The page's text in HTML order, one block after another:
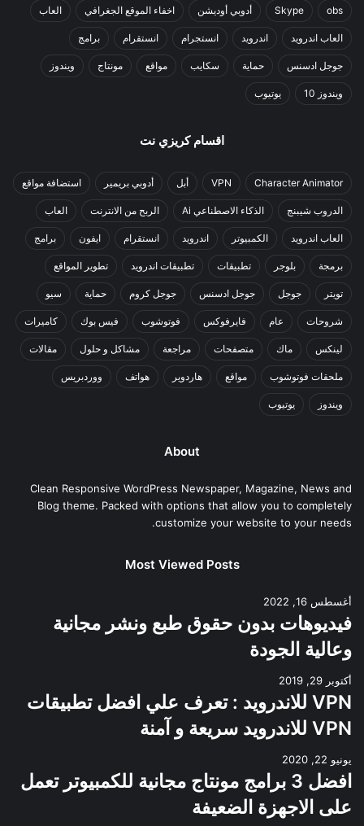
obs
Skype أدوبي أوديشن اخفاء الموقع الجغرافي العاب
العاب اندرويد اندرويد انستجرام انستقرام برامج
جوجل ادسنس حماية سكايب مواقع مونتاج ويندوز
ويندوز 10 يوتيوب
اقسام كريزي نت
Character Animator
VPN أبل أدوبي بريمير استضافة مواقع
الدروب شيبنج الذكاء الاصطناعي Ai الربح من الانترنت العاب
العاب اندرويد الكمبيوتر اندرويد انستقرام ايفون برامج
برمجة بلوجر تطبيقات تطبيقات اندرويد تطوير المواقع
تويتر جوجل جوجل ادسنس جوجل كروم حماية سيو
شروحات عام فايرفوكس فوتوشوب فيس بوك كاميرات
لينكس ماك متصفحات مراجعة مشاكل و حلول مقالات
ملحقات فوتوشوب مواقع هاردوير هواتف ووردبريس
ويندوز يوتيوب
About
Clean Responsive WordPress Newspaper, Magazine, News and
Blog theme. Packed with options that allow you to completely
customize your website to your needs.
Most Viewed Posts
أغسطس 16, 2022
فيديوهات بدون حقوق طبع ونشر مجانية
وعالية الجودة
أكتوبر 29, 2019
VPN للاندرويد : تعرف علي افضل تطبيقات
VPN للاندرويد سريعة و آمنة
يونيو 22, 2020
افضل 3 برامج مونتاج مجانية للكمبيوتر تعمل
على الاجهزة الضعيفة